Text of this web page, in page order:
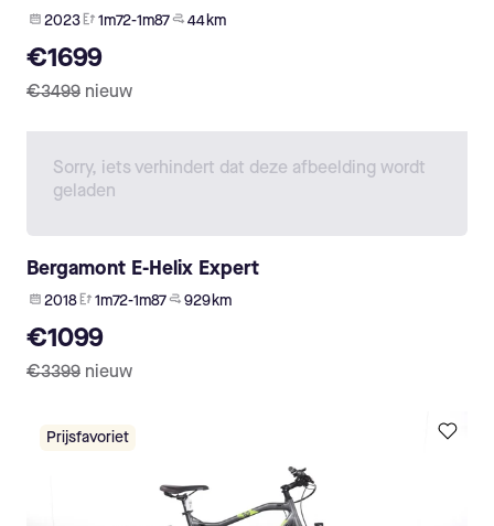
2023 1m72-1m87 44 km
€1699
€3499 nieuw
Sorry, iets verhindert dat deze afbeelding wordt
geladen
Bergamont E-Helix Expert
2018 1m72-1m87 929 km
€1099
€3399 nieuw
Prijsfavoriet